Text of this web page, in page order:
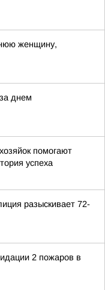
женщину,
днем
помогают
успеха
разыскивает 72-
2 пожаров в